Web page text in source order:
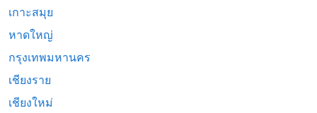
เกาะสมุย
หาดใหญ่
กรุงเทพมหานคร
เชียงราย
เชียงใหม่